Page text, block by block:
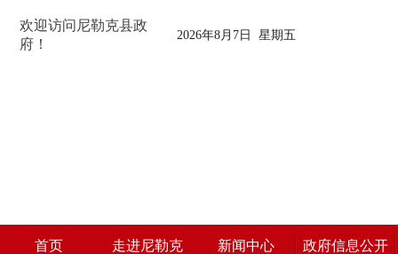
欢迎访问尼勒克县政
府！
2026年8月7日 星期五
首页 走进尼勒克 新闻中心 政府信息公开